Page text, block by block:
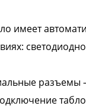
имеет
разъемы
табло